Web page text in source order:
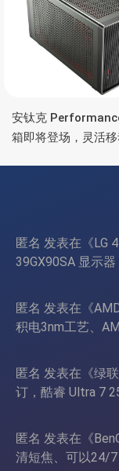
安钛克
箱即将登场，灵活
匿名 发表在《LG
39GX90SA 显示
匿名 发表在《
积电3nm工艺、
匿名 发表在《绿
订，酷睿 Ultra 7
匿名 发表在《
清短焦、可以24/